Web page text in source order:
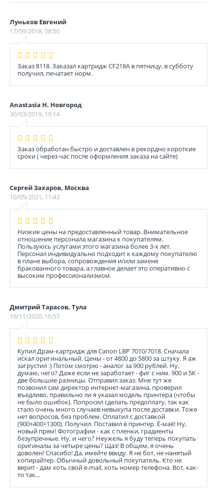
Луньков Евгений
17/09/2018, 08:50
Заказ 8118. Заказал картридж CF218A в пятницу, в субботу
получил, печатает норм.
Anastasia Н. Новгород
30/03/2019, 19:14
Заказ обработан быстро и доставлен в рекордно короткие
сроки ( через час после оформления заказа на сайте)
Сергей Захаров, Москва
10/05/2021, 11:43
Низкие цены на предоставленный товар. Внимательное
отношение персонала магазина к покупателям.
Пользуюсь услугами этого магазина более 3-х лет.
Персонал индивидуально подходит к каждому покупателю
в плане выбора, сопровождения и/или замене
бракованного товара, а главное делает это оперативно с
высоким профессионализмом.
Дмитрий Тарасов, Тула
19/11/2020, 10:57
Купил Драм-картридж для Canon LBP 7010/7018. Сначала
искал оригинальный. Цены - от 4800 до 5800 за штуку. Я аж
загрустил :) Потом смотрю - аналог за 900 рублей. Ну,
думаю, чего? Даже если не заработает - фиг с ним. 900 и 5К -
две большие разницы. Отправил заказ. Мне тут же
позвонил сам директор интернет-магазина, проверил
въедливо, правильно ли я указал модель принтера (чтобы
не было ошибок). Попросил сделать предоплату, так как
стало очень много случаев невыкупа после доставки. Тоже
нет вопросов, без проблем. Оплатил с доставкой
(900+400=1300). Получил. Поставил в принтер. Ё-маё! Ну,
новый прям! Фотографии - как с пленки, градиенты
безупречные. Ну, и чего? Неужель я буду теперь покупать
оригиналы за четыре цены? Щаз! В общем, я очень
доволен! Спасибо! Да, имейте ввиду. Я не бот, не нанятый
копирайтер. Обычный довольный покупатель. Кто не
верит - дам хоть свой e-mail, хоть номер телефона. Вот, как-
то так...